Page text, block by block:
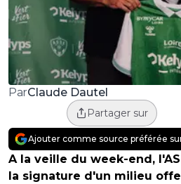
ParClaude Dautel
Partager sur
Ajouter comme source préférée
A la veille du week-end,
la signature d'un milieu